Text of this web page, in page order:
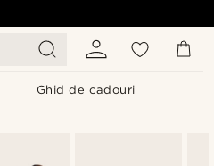
Ghid de cadouri